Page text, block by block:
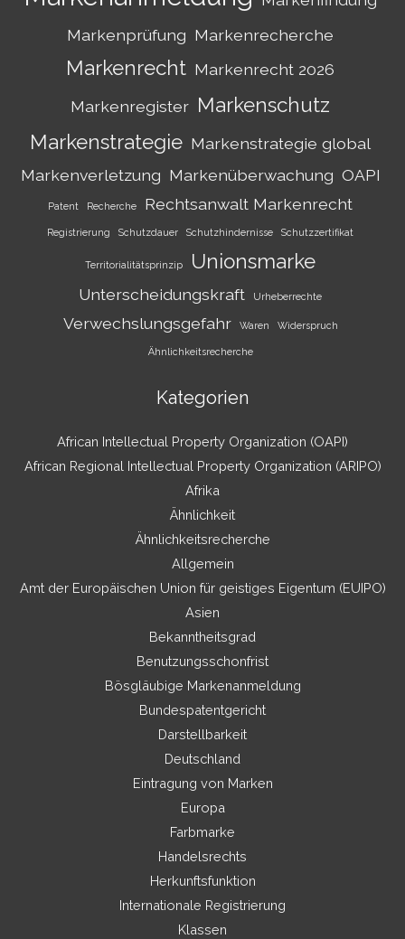
Markenprüfung Markenrecherche
Markenrecht Markenrecht 2026
Markenregister Markenschutz
Markenstrategie Markenstrategie global
Markenverletzung Markenüberwachung OAPI
Patent Recherche Rechtsanwalt Markenrecht
Registrierung Schutzdauer Schutzhindernisse Schutzzertifikat
Territorialitätsprinzip Unionsmarke
Unterscheidungskraft Urheberrechte
Verwechslungsgefahr Waren Widerspruch
Ähnlichkeitsrecherche
Kategorien
African Intellectual Property Organization (OAPI)
African Regional Intellectual Property Organization (ARIPO)
Afrika
Ähnlichkeit
Ähnlichkeitsrecherche
Allgemein
Amt der Europäischen Union für geistiges Eigentum (EUIPO)
Asien
Bekanntheitsgrad
Benutzungsschonfrist
Bösgläubige Markenanmeldung
Bundespatentgericht
Darstellbarkeit
Deutschland
Eintragung von Marken
Europa
Farbmarke
Handelsrechts
Herkunftsfunktion
Internationale Registrierung
Klassen